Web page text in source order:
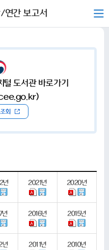
연간 보고서
털 도서관 바로가기
회
년 2021년 2020년
년 2016년 2015년
년 2011년 2010년